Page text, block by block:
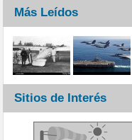
Más Leídos
Sitios de Interés